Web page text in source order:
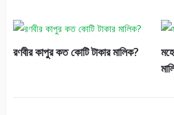
রণবীর কাপুর কত কোটি টাকার মালিক?